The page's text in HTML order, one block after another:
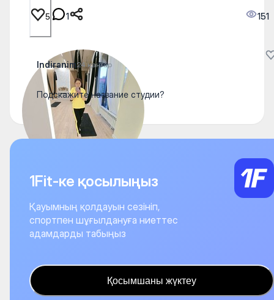
5 1 151
Indiranim24 қаңтар
Подскажите название студии?
1Fit-ке қосылыңыз
Қауымның қолдауын сезініп,
спортпен шұғылдануға ниеттес
адамдарды табыңыз
Қосымшаны жүктеу